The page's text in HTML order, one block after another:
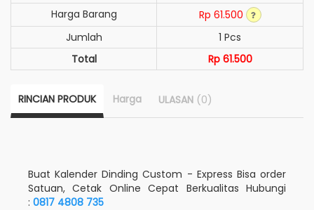
Harga Barang
Rp 61.500
Jumlah
1 Pcs
Total
Rp 61.500
RINCIAN PRODUK Harga ULASAN (0)
Buat Kalender Dinding Custom - Express Bisa order
Satuan, Cetak Online Cepat Berkualitas Hubungi
: 0817 4808 735